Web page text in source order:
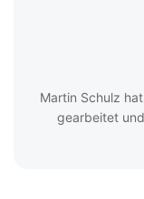
Martin Schulz
gearbeitet